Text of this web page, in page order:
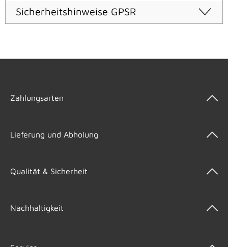
Sicherheitshinweise GPSR
Zahlungsarten
Lieferung und Abholung
Qualität & Sicherheit
Nachhaltigkeit